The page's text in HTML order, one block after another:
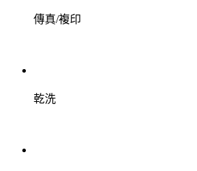
傳真/複印
乾洗